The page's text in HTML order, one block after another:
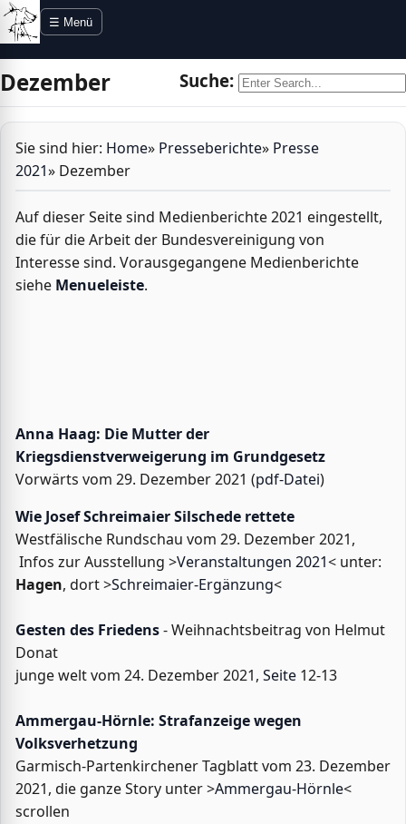
Direkt zur Navigation
Direkt zum Inhalt
☰ Menü
Dezember Suche:
Sie sind hier: Home» Presseberichte» Presse
2021» Dezember
Auf dieser Seite sind Medienberichte 2021 eingestellt,
die für die Arbeit der Bundesvereinigung von
Interesse sind. Vorausgegangene Medienberichte
siehe Menueleiste.
Anna Haag: Die Mutter der
Kriegsdienstverweigerung im Grundgesetz
Vorwärts vom 29. Dezember 2021 (pdf-Datei)
Wie Josef Schreimaier Silschede rettete
Westfälische Rundschau vom 29. Dezember 2021,
Infos zur Ausstellung >Veranstaltungen 2021< unter:
Hagen, dort >Schreimaier-Ergänzung<
Gesten des Friedens- Weihnachtsbeitrag von Helmut
Donat
junge welt vom 24. Dezember 2021, Seite 12-13
Ammergau-Hörnle: Strafanzeige wegen
Volksverhetzung
Garmisch-Partenkirchener Tagblatt vom 23. Dezember
2021, die ganze Story unter >Ammergau-Hörnle<
scrollen